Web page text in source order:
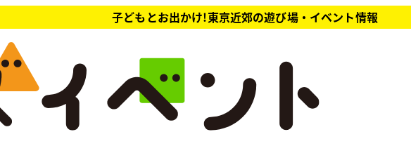
子どもとお出かけ!東京近郊の遊び場・イベント情報